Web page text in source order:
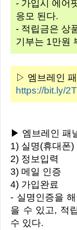
- 가입시 에어
응모 된다.
- 적립금은 상
기부는 1만원
▷ 엠브레인
https://bit.ly/
▶ 엠브레인
1) 실명(휴대폰)
2) 정보입력
3) 메일 인증
4) 가입완료
- 실명인증을 해야 본인에게 맞는 설문조사를 받
을 수 있고, 적
수 있다.